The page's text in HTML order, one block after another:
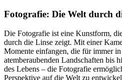
Fotografie: Die Welt durch
Die Fotografie ist eine Kunstform,
durch die Linse zeigt. Mit einer
Momente einfangen, die für immer
atemberaubenden Landschaften bis
des Lebens – die Fotografie
Perspektive auf die Welt zu